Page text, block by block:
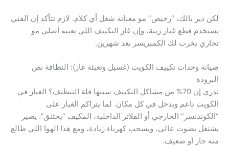
لكن دير بالك، “رخيص” مو معناته شغل أي كلام. لازم تتأكد إن الفني
يستخدم قطع غيار زينة، وإن غاز التكييف اللي يعبيه أصلي مو
تجاري يخرب لك الكمبريسر بعد شهرين.
صيانة وحدات تكييف الكويت (غسيل وتعبئة غاز): النظافة نص
البرودة
تدري إن 70% من مشاكل التكييف سببها قلة التنظيف؟ الغبار في
الكويت ناعم ويدخل في كل مكان. لما يتراكم الغبار على
“الكوندنسر” الخارجي أو الفلاتر الداخلية، المكيف “يختنق”. يصير
يشتغل بصوت عالي، ويسحب كهرباء زيادة، ومع هذا الهوا اللي طالع
منه حار أو ضعيف.